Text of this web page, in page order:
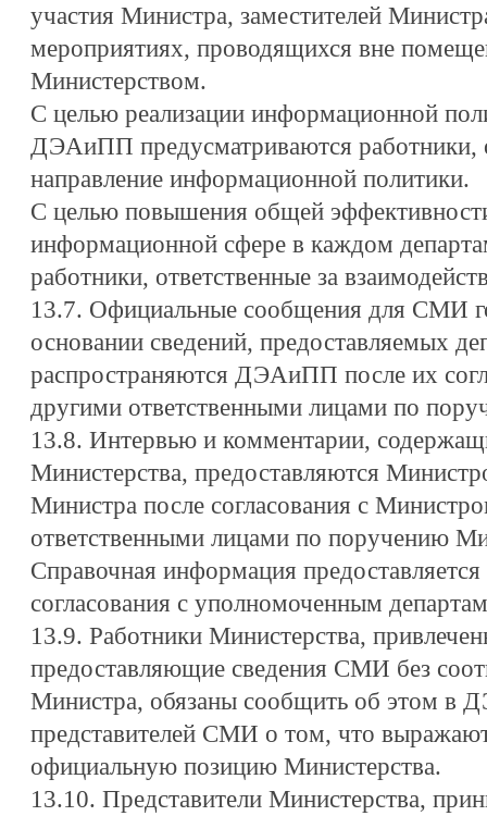
участия Министра, заместителей
мероприятиях, проводящихся вне
Министерством.
С целью реализации информационной
ДЭАиПП предусматриваются работники,
направление информационной политики.
С целью повышения общей
информационной сфере в каждом
работники, ответственные за
13.7. Официальные сообщения для СМИ
основании сведений, предоставляемых
распространяются ДЭАиПП после их
другими ответственными лицами по
13.8. Интервью и комментарии,
Министерства, предоставляются
Министра после согласования с
ответственными лицами по поручению
Справочная информация
согласования с уполномоченным
13.9. Работники Министерства,
предоставляющие сведения СМИ без
Министра, обязаны сообщить об этом в
представителей СМИ о том, что
официальную позицию Министерства.
13.10. Представители Министерства,